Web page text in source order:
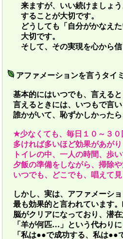
来ますが、いい続けましょう
することが大切です。
どうしても「自分がかなえた
大切です。
そして、その実現を心から信
アファメーションを言うタイ
基本的にはいつでも、言える
言えるときには、いつもで言
誰かがいて、恥ずかしかった
★少なくても、毎日１０～３０
多ければ多いほど効果があが
トイレの中、一人の時間、歩
夕飯の準備をしながら、掃除
いつでも、どこでも、唱えて
しかし、実は、アファメーシ
最も効果的と言われています
脳がクリアになっており、潜
「羊が何匹…」という代わりに
「私は●●で成功する、私は●●